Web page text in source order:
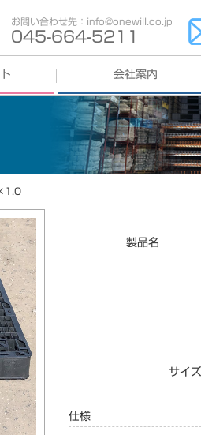
お問い合わせ先：info@onewill.co.jp
045-664-5211
会社案内
歩み
会社概要
製品名
サイズ
仕様